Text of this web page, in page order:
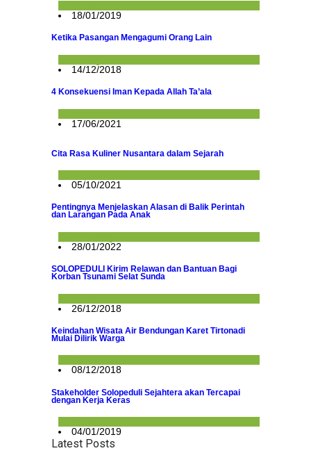
18/01/2019
Ketika Pasangan Mengagumi Orang Lain
14/12/2018
4 Konsekuensi Iman Kepada Allah Ta’ala
17/06/2021
Cita Rasa Kuliner Nusantara dalam Sejarah
05/10/2021
Pentingnya Menjelaskan Alasan di Balik Perintah
dan Larangan Pada Anak
28/01/2022
SOLOPEDULI Kirim Relawan dan Bantuan Bagi
Korban Tsunami Selat Sunda
26/12/2018
Keindahan Wisata Air Bendungan Karet Tirtonadi
Mulai Dilirik Warga
08/12/2018
Stakeholder Solopeduli Sejahtera akan Tercapai
dengan Kerja Keras
04/01/2019
Latest Posts